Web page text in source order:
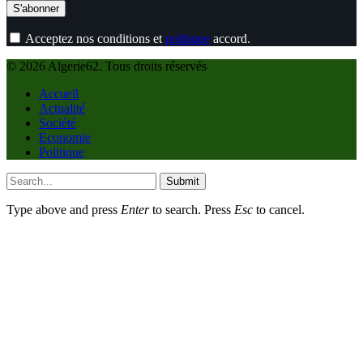
Acceptez nos conditions et politique accord.
© 2026 Algerie62. Tous droits réservés
Accueil
Actualité
Société
Economie
Politique
Submit
Type above and press Enterto search. Press Esc to cancel.